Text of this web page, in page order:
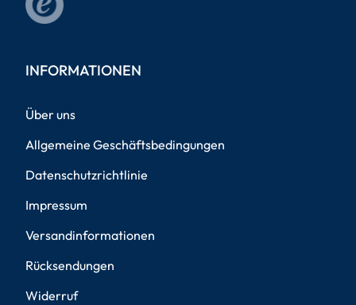
INFORMATIONEN
Über uns
Allgemeine Geschäftsbedingungen
Datenschutzrichtlinie
Impressum
Versandinformationen
Rücksendungen
Widerruf